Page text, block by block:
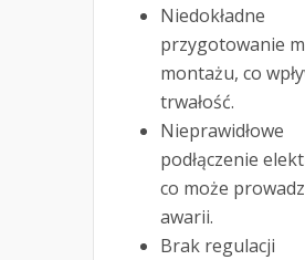
Niedokładne
przygotowanie
montażu, co
trwałość.
Nieprawidłowe
podłączenie
co może
awarii.
Brak regulacji